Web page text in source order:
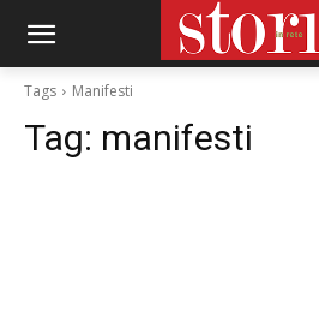
Tags Manifesti
Tag: manifesti